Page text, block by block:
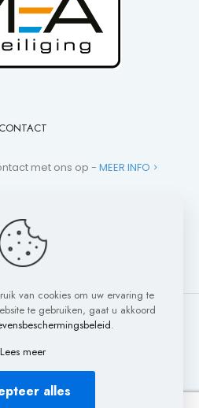
CONTACT
met ons op - MEER INFO
All Rights Reserved.
Media
van cookies om uw ervaring te
te gebruiken, gaat u akkoord
.
Lees meer
alles